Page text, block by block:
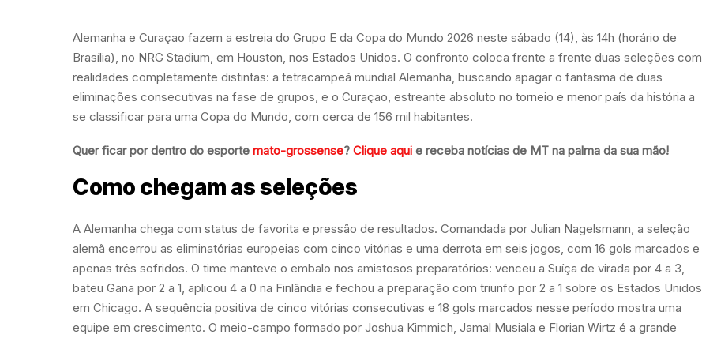
Alemanha e Curaçao fazem a estreia do Grupo E da Copa do Mundo 2026 neste sábado (14), às 14h (horário de
Brasília), no NRG Stadium, em Houston, nos Estados Unidos. O confronto coloca frente a frente duas seleções com
realidades completamente distintas: a tetracampeã mundial Alemanha, buscando apagar o fantasma de duas
eliminações consecutivas na fase de grupos, e o Curaçao, estreante absoluto no torneio e menor país da história a
se classificar para uma Copa do Mundo, com cerca de 156 mil habitantes.
Quer ficar por dentro do esporte mato-grossense? Clique aqui e receba notícias de MT na palma da sua mão!
Como chegam as seleções
A Alemanha chega com status de favorita e pressão de resultados. Comandada por Julian Nagelsmann, a seleção
alemã encerrou as eliminatórias europeias com cinco vitórias e uma derrota em seis jogos, com 16 gols marcados e
apenas três sofridos. O time manteve o embalo nos amistosos preparatórios: venceu a Suíça de virada por 4 a 3,
bateu Gana por 2 a 1, aplicou 4 a 0 na Finlândia e fechou a preparação com triunfo por 2 a 1 sobre os Estados Unidos
em Chicago. A sequência positiva de cinco vitórias consecutivas e 18 gols marcados nesse período mostra uma
equipe em crescimento. O meio-campo formado por Joshua Kimmich, Jamal Musiala e Florian Wirtz é a grande